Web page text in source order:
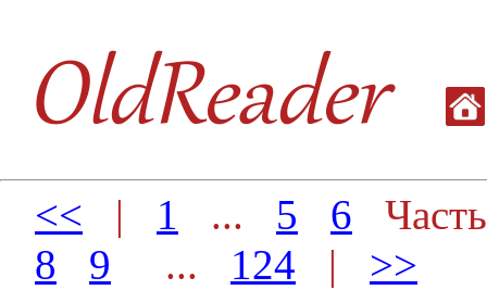
<< | 1 ... 5 6
8
9 ... 124 | >>